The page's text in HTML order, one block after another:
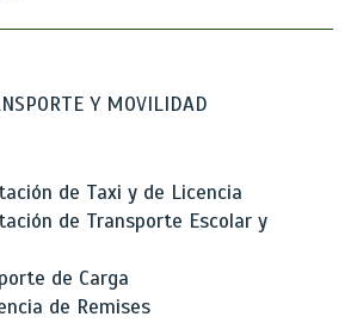
Y MOVILIDAD
de Taxi y de Licencia
de Transporte Escolar y
de Carga
de Remises